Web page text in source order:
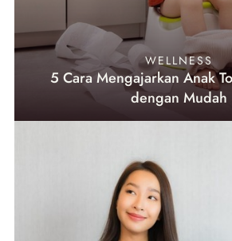
WELLNESS
5 Cara Mengajarkan Anak
dengan Mudah